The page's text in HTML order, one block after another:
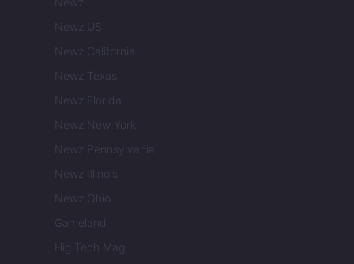
Newz US
Newz California
Newz Texas
Newz Florida
Newz New York
Newz Pennsylvania
Newz Illinois
Newz Ohio
Gameland
Hig Tech Mag